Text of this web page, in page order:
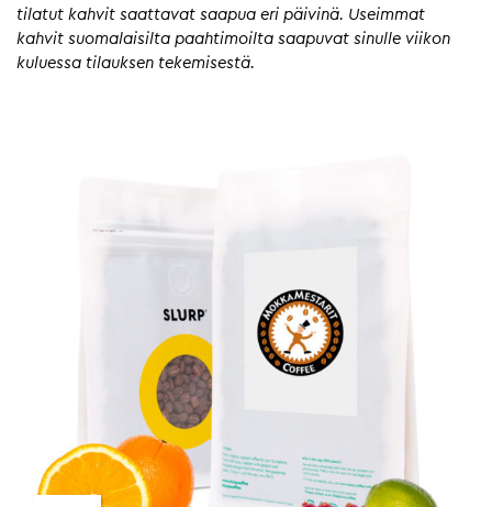
tilatut kahvit saattavat saapua eri päivinä. Useimmat
kahvit suomalaisilta paahtimoilta saapuvat sinulle viikon
kuluessa tilauksen tekemisestä.